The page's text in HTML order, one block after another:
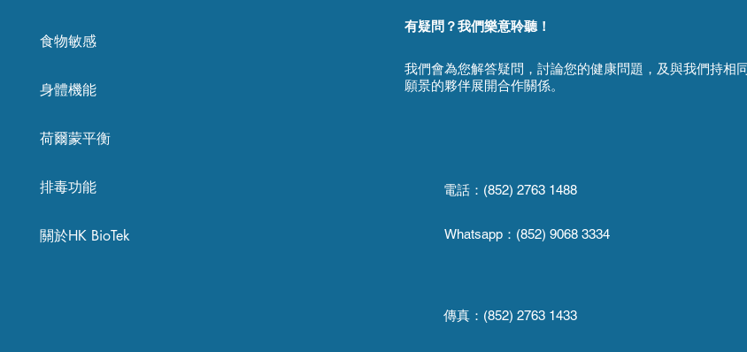
食物敏感
身體機能
荷爾蒙平衡
排毒功能
關於HK BioTek
有疑問？我們樂意聆聽！
我們會為您解答疑問，討論您的健康問題，及與我們持相
願景的夥伴展開合作關係。
電話：(852) 2763 1488
Whatsapp： (852) 9068 3334
傳真： (852) 2763 1433